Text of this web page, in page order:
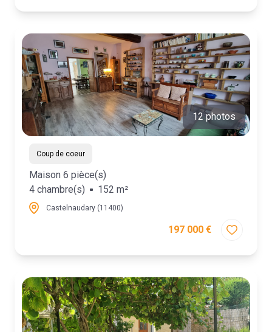
12 photos
Coup de coeur
Maison 6 pièce(s)
4 chambre(s)
152 m²
Castelnaudary (11400)
197 000 €